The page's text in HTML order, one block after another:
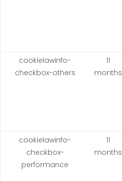
cookielawinfo-
checkbox-others
11
months
cookielawinfo-
checkbox-
performance
11
months